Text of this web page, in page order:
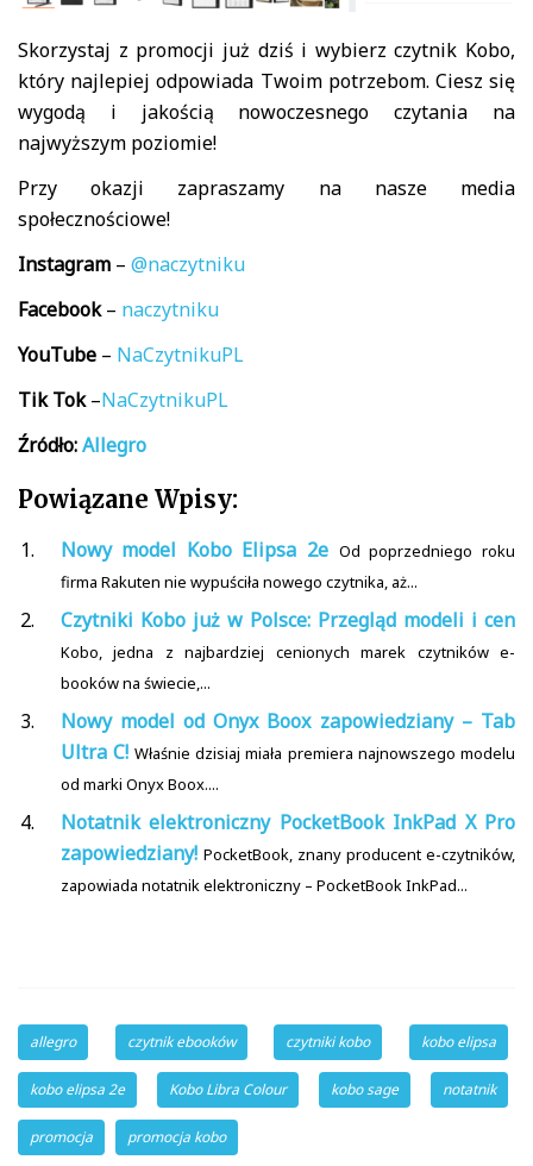
Skorzystaj z promocji już dziś i wybierz czytnik Kobo,
który najlepiej odpowiada Twoim potrzebom. Ciesz się
wygodą i jakością nowoczesnego czytania na
najwyższym poziomie!
Przy okazji zapraszamy na nasze media
społecznościowe!
Instagram – @naczytniku
Facebook– naczytniku
YouTube – NaCzytnikuPL
Tik Tok–NaCzytnikuPL
Źródło:Allegro
Powiązane Wpisy:
Nowy model Kobo Elipsa 2e Od poprzedniego roku
firma Rakuten nie wypuściła nowego czytnika, aż...
Czytniki Kobo już w Polsce: Przegląd modeli i cen
Kobo, jedna z najbardziej cenionych marek czytników e-
booków na świecie,...
Nowy model od Onyx Boox zapowiedziany – Tab
Ultra C! Właśnie dzisiaj miała premiera najnowszego modelu
od marki Onyx Boox....
Notatnik elektroniczny PocketBook InkPad X Pro
zapowiedziany! PocketBook, znany producent e-czytników,
zapowiada notatnik elektroniczny – PocketBook InkPad...
allegro czytnik ebooków czytniki kobo kobo elipsa
kobo elipsa 2e Kobo Libra Colour kobo sage notatnik
promocja promocja kobo